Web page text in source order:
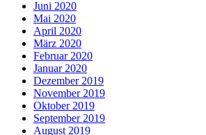
Juni 2020
Mai 2020
April 2020
März 2020
Februar 2020
Januar 2020
Dezember 2019
November 2019
Oktober 2019
September 2019
August 2019